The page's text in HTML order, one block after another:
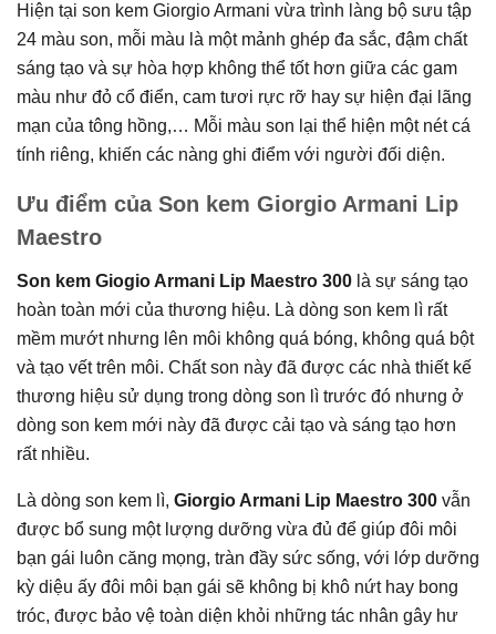
Hiện tại son kem Giorgio Armani vừa trình làng bộ sưu tập
24 màu son, mỗi màu là một mảnh ghép đa sắc, đậm chất
sáng tạo và sự hòa hợp không thể tốt hơn giữa các gam
màu như đỏ cổ điển, cam tươi rực rỡ hay sự hiện đại lãng
mạn của tông hồng,… Mỗi màu son lại thể hiện một nét cá
tính riêng, khiến các nàng ghi điểm với người đối diện.
Ưu điểm của Son kem Giorgio Armani Lip
Maestro
Son kem Giogio Armani Lip Maestro 300 là sự sáng tạo
hoàn toàn mới của thương hiệu. Là dòng son kem lì rất
mềm mướt nhưng lên môi không quá bóng, không quá bột
và tạo vết trên môi. Chất son này đã được các nhà thiết kế
thương hiệu sử dụng trong dòng son lì trước đó nhưng ở
dòng son kem mới này đã được cải tạo và sáng tạo hơn
rất nhiều.
Là dòng son kem lì, Giorgio Armani Lip Maestro 300 vẫn
được bổ sung một lượng dưỡng vừa đủ để giúp đôi môi
bạn gái luôn căng mọng, tràn đầy sức sống, với lớp dưỡng
kỳ diệu ấy đôi môi bạn gái sẽ không bị khô nứt hay bong
tróc, được bảo vệ toàn diện khỏi những tác nhân gây hư